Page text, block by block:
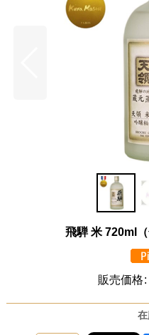
飛騨 米 720ml（
販売価格: